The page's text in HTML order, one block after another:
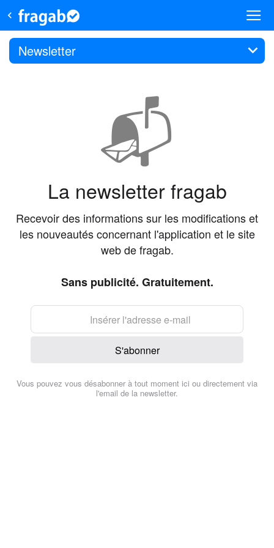
Newsletter
📬
La newsletter fragab
Recevoir des informations sur les modifications et
les nouveautés concernant l'application et le site
web de fragab.
Sans publicité. Gratuitement.
S'abonner
Vous pouvez vous désabonner à tout moment ici ou directement via
l'email de la newsletter.